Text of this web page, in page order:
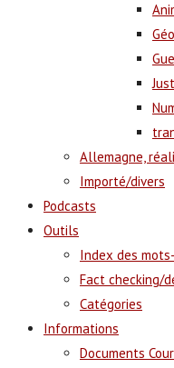
Allemagne,
Importé/divers
Podcasts
Outils
Index des
Fact checking/
Catégories
Informations
Documents